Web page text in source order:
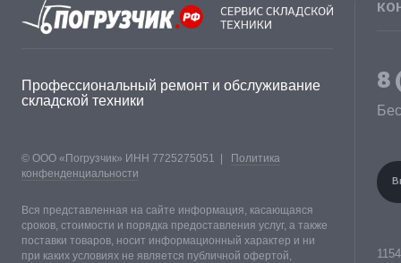
Профессиональный ремонт и обслуживание
складской техники
© ООО «Погрузчик» ИНН 7725275051 | Политика
конфенденциальности
Вся представленная на сайте информация, касающаяся
сроков, стоимости и порядка предоставления услуг, а также
поставки товаров, носит информационный характер и ни
при каких условиях не является публичной офертой,
8